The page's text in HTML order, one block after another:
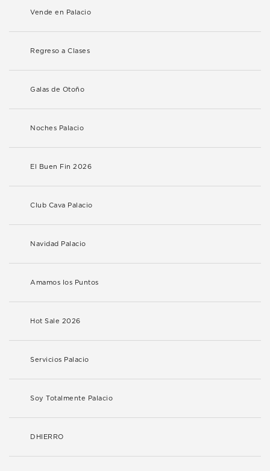
Vende en Palacio
Regreso a Clases
Galas de Otoño
Noches Palacio
El Buen Fin 2026
Club Cava Palacio
Navidad Palacio
Amamos los Puntos
Hot Sale 2026
Servicios Palacio
Soy Totalmente Palacio
DHIERRO